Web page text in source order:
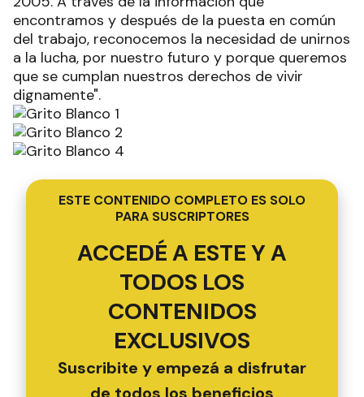
encontramos y después de la puesta en común
del trabajo, reconocemos la necesidad de unirnos
a la lucha, por nuestro futuro y porque queremos
que se cumplan nuestros derechos de vivir
dignamente".
ESTE CONTENIDO COMPLETO ES SOLO
PARA SUSCRIPTORES
ACCEDÉ A ESTE Y A
TODOS LOS
CONTENIDOS
EXCLUSIVOS
Suscribite y empezá a disfrutar